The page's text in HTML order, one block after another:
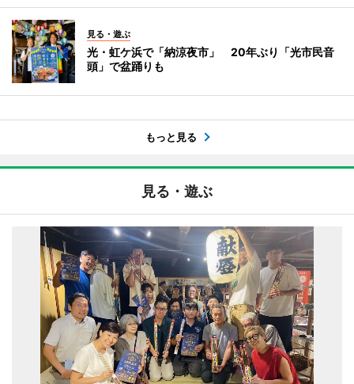
見る・遊ぶ
光・虹ケ浜で「納涼夜市」 20年ぶり「光市民音
頭」で盆踊りも
もっと見る
見る・遊ぶ